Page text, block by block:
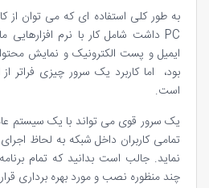
به طور کلی استفاده ای که می توان از
ایمیل و پست الکترونیک و نمایش
بود، اما کاربرد یک سرور چیزی فراتر
است.
یک سرور قوی می تواند با یک سیستم
تمامی کاربران داخل شبکه به لحاظ
نماید. جالب است بدانید که تمام
چند منظوره نصب و مورد بهره برداری